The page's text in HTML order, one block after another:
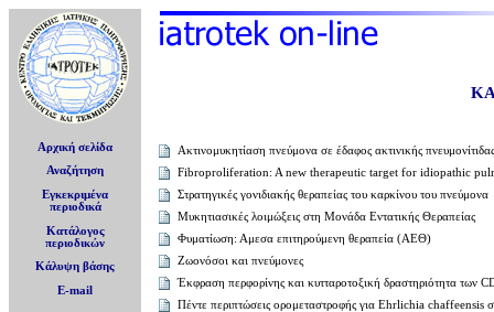
Αρχική σελίδα
Αναζήτηση
Εγκεκριμένα
περιοδικά
Κατάλογος
περιοδικών
Κάλυψη βάσης
E-mail
Ακτινομυκητίαση πνεύμονα σε έδαφος ακτινικής πνευμονίτιδας
Fibroproliferation: A new therapeutic target for idiopathic
Στρατηγικές γονιδιακής θεραπείας τoυ καρκίνου του πνεύμονα
Μυκητιασικές λοιμώξεις στη Mονάδα Eντατικής Θεραπείας
Φυματίωση: Αμεσα επιτηρούμενη θεραπεία (ΑΕΘ)
Ζωονόσοι και πνεύμονες
Έκφραση περφορίνης και κυτταροτοξική δραστηριότητα των
Πέντε περιπτώσεις ορομεταστροφής για Ehrlichia chaffeensis